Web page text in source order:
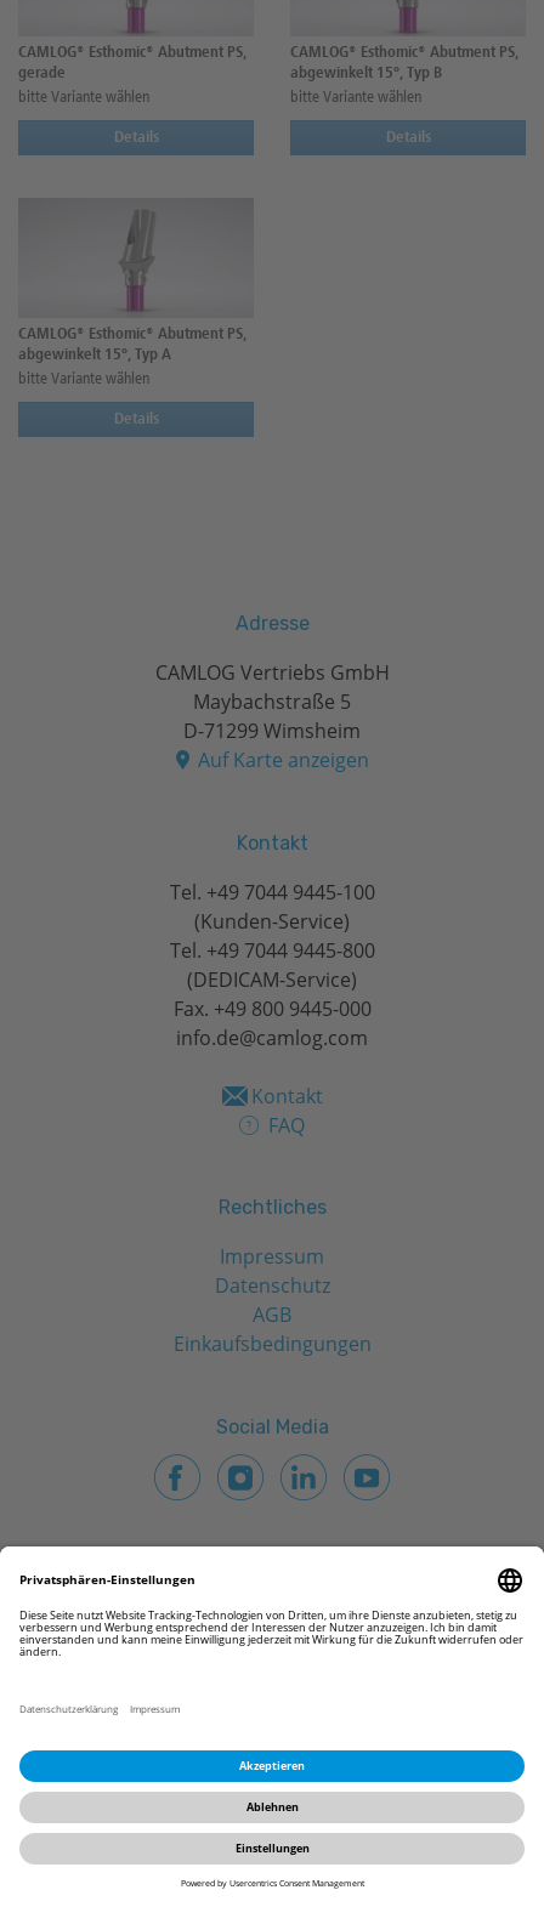
CAMLOG® Esthomic® Abutment PS,
gerade
bitte Variante wählen
Details
CAMLOG® Esthomic® Abutment PS,
abgewinkelt 15°, Typ B
bitte Variante wählen
Details
CAMLOG® Esthomic® Abutment PS,
abgewinkelt 15°, Typ A
bitte Variante wählen
Details
Adresse
CAMLOG Vertriebs GmbH
Maybachstraße 5
D-71299 Wimsheim
Auf Karte anzeigen
Kontakt
Tel. +49 7044 9445-100
(Kunden-Service)
Tel. +49 7044 9445-800
(DEDICAM-Service)
Fax. +49 800 9445-000
info.de@camlog.com
Kontakt
FAQ
Rechtliches
Impressum
Datenschutz
AGB
Einkaufsbedingungen
Social Media
© 2026 CAMLOG Vertriebs GmbH